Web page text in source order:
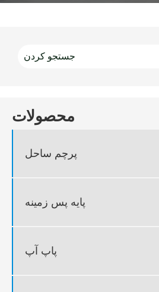
محصولات
پرچم ساحل
پایه پس زمینه
پاپ آپ